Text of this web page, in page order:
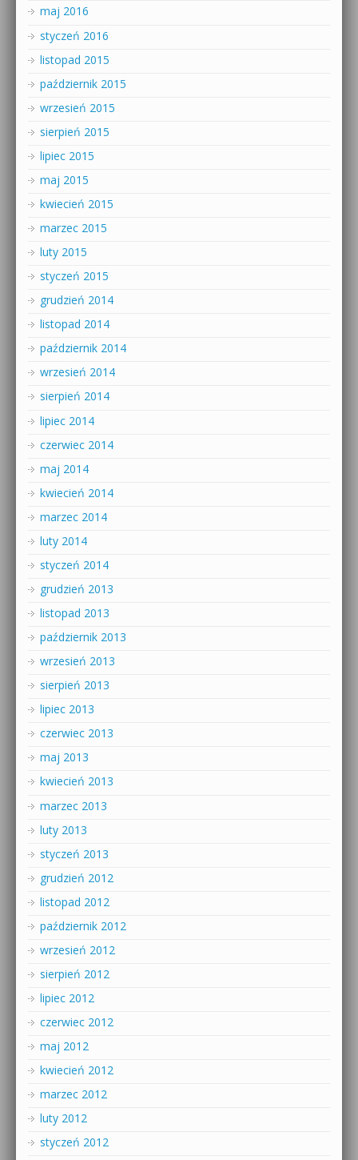
maj 2016
styczeń 2016
listopad 2015
październik 2015
wrzesień 2015
sierpień 2015
lipiec 2015
maj 2015
kwiecień 2015
marzec 2015
luty 2015
styczeń 2015
grudzień 2014
listopad 2014
październik 2014
wrzesień 2014
sierpień 2014
lipiec 2014
czerwiec 2014
maj 2014
kwiecień 2014
marzec 2014
luty 2014
styczeń 2014
grudzień 2013
listopad 2013
październik 2013
wrzesień 2013
sierpień 2013
lipiec 2013
czerwiec 2013
maj 2013
kwiecień 2013
marzec 2013
luty 2013
styczeń 2013
grudzień 2012
listopad 2012
październik 2012
wrzesień 2012
sierpień 2012
lipiec 2012
czerwiec 2012
maj 2012
kwiecień 2012
marzec 2012
luty 2012
styczeń 2012